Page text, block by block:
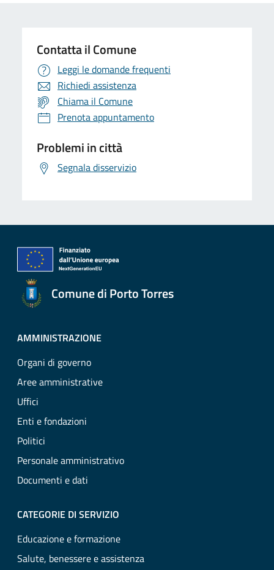
Contatta il Comune
Leggi le domande frequenti
Richiedi assistenza
Chiama il Comune
Prenota appuntamento
Problemi in città
Segnala disservizio
Comune di Porto Torres
AMMINISTRAZIONE
Organi di governo
Aree amministrative
Uffici
Enti e fondazioni
Politici
Personale amministrativo
Documenti e dati
CATEGORIE DI SERVIZIO
Educazione e formazione
Salute, benessere e assistenza